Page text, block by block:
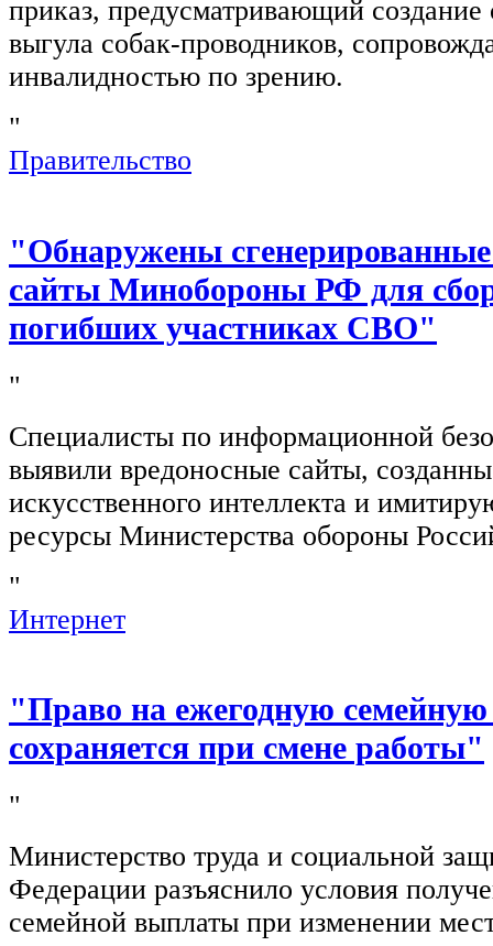
приказ, предусматривающий создание
выгула собак-проводников,
инвалидностью по зрению.
"
Правительство
"Обнаружены
сайты Минобороны РФ для
погибших участниках СВО"
"
Специалисты по информационной
выявили вредоносные сайты,
искусственного интеллекта и
ресурсы Министерства обороны
"
Интернет
"Право на ежегодную
сохраняется при смене работы"
"
Министерство труда и социальной
Федерации разъяснило условия
семейной выплаты при изменении